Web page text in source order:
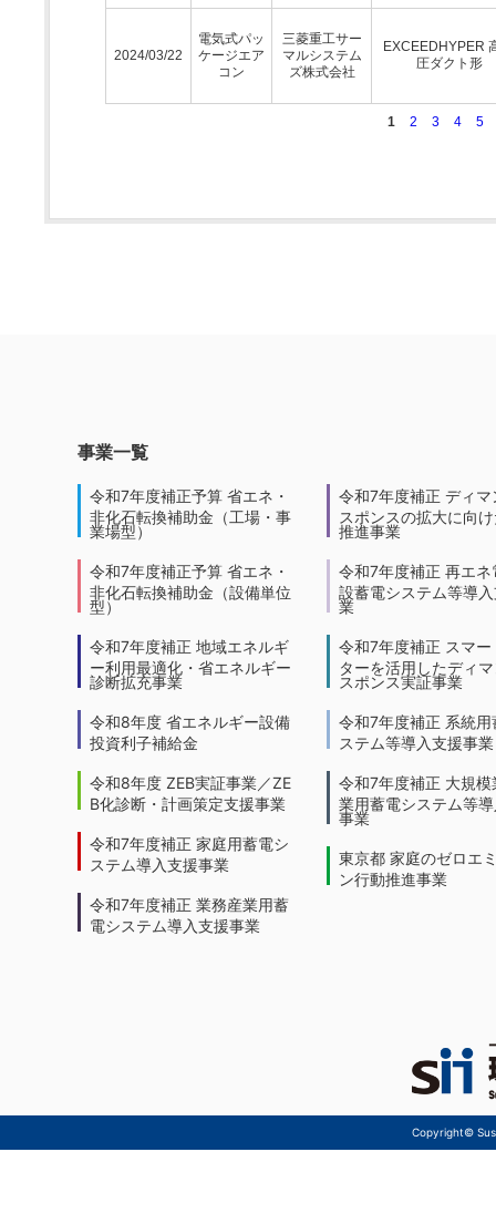
2024/03/22
電気式パッ
ケージエア
コン
三菱重工サー
マルシステム
ズ株式会社
EXCEEDHYPER
圧ダクト形
1 2 3 4 5
事業一覧
令和7年度補正予算 省エネ・
非化石転換補助金（工場・事
業場型）
令和7年度補正予算 省エネ・
非化石転換補助金（設備単位
型）
令和7年度補正 地域エネルギ
ー利用最適化・省エネルギー
診断拡充事業
令和8年度 省エネルギー設備
投資利子補給金
令和8年度 ZEB実証事業／ZE
B化診断・計画策定支援事業
令和7年度補正 家庭用蓄電シ
ステム導入支援事業
令和7年度補正 業務産業用蓄
電システム導入支援事業
令和7年度補正 ディマ
スポンスの拡大に向
推進事業
令和7年度補正 再エネ
設蓄電システム等導
業
令和7年度補正 スマー
ターを活用したディ
スポンス実証事業
令和7年度補正 系統用
ステム等導入支援事業
令和7年度補正 大規模
業用蓄電システム等
事業
東京都 家庭のゼロエ
ン行動推進事業
Copyright©